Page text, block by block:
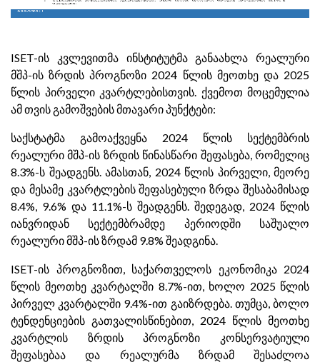
ISET-ის კვლევითმა ინსტიტუტმა განაახლა რეალური
მშპ-ის ზრდის პროგნოზი 2024 წლის მეოთხე და 2025
წლის პირველი კვარტლებისთვის. ქვემოთ მოცემულია
ამ თვის გამოშვების მთავარი პუნქტები:
საქსტატმა გამოაქვეყნა 2024 წლის სექტემბრის
რეალური მშპ-ის ზრდის წინასწარი შეფასება, რომელიც
8.3%-ს შეადგენს. ამასთან, 2024 წლის პირველი, მეორე
და მესამე კვარტლების შეფასებული ზრდა შესაბამისად
8.4%, 9.6% და 11.1%-ს შეადგენს. შედეგად, 2024 წლის
იანვრიდან სექტემბრამდე პერიოდში საშუალო
რეალური მშპ-ის ზრდამ 9.8% შეადგინა.
ISET-ის პროგნოზით, საქართველოს ეკონომიკა 2024
წლის მეოთხე კვარტალში 8.7%-ით, ხოლო 2025 წლის
პირველ კვარტალში 9.4%-ით გაიზრდება. თუმცა, ბოლო
ტენდენციების გათვალისწინებით, 2024 წლის მეოთხე
კვარტლის ზრდის პროგნოზი კონსერვატიული
შეფასებაა და რეალურმა ზრდამ შესაძლოა